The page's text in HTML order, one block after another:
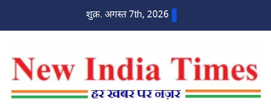
शुक्र. अगस्त 7th, 2026